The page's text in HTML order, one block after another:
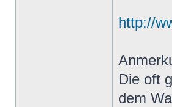
http://
Die oft
dem